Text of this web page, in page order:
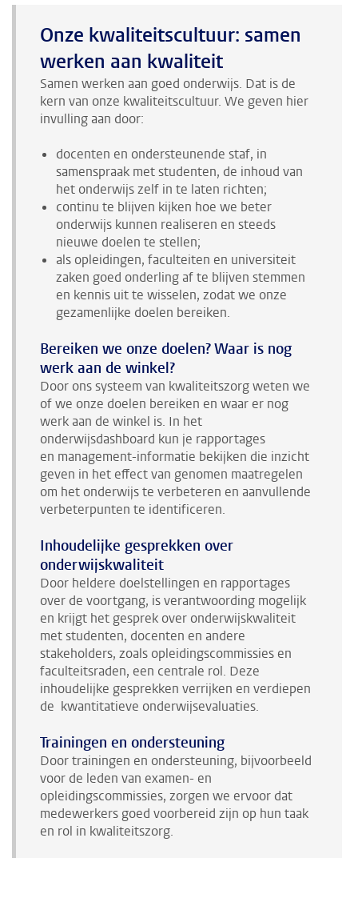
Onze kwaliteitscultuur: samen
werken aan kwaliteit
Samen werken aan goed onderwijs. Dat is de
kern van onze kwaliteitscultuur. We geven hier
invulling aan door:
docenten en ondersteunende staf, in
samenspraak met studenten, de inhoud van
het onderwijs zelf in te laten richten;
continu te blijven kijken hoe we beter
onderwijs kunnen realiseren en steeds
nieuwe doelen te stellen;
als opleidingen, faculteiten en universiteit
zaken goed onderling af te blijven stemmen
en kennis uit te wisselen, zodat we onze
gezamenlijke doelen bereiken.
Bereiken we onze doelen? Waar is nog
werk aan de winkel?
Door ons systeem van kwaliteitszorg weten we
of we onze doelen bereiken en waar er nog
werk aan de winkel is. In het
onderwijsdashboard kun je rapportages
en management-informatie bekijken die inzicht
geven in het effect van genomen maatregelen
om het onderwijs te verbeteren en aanvullende
verbeterpunten te identificeren.
Inhoudelijke gesprekken over
onderwijskwaliteit
Door heldere doelstellingen en rapportages
over de voortgang, is verantwoording mogelijk
en krijgt het gesprek over onderwijskwaliteit
met studenten, docenten en andere
stakeholders, zoals opleidingscommissies en
faculteitsraden, een centrale rol. Deze
inhoudelijke gesprekken verrijken en verdiepen
de kwantitatieve onderwijsevaluaties.
Trainingen en ondersteuning
Door trainingen en ondersteuning, bijvoorbeeld
voor de leden van examen- en
opleidingscommissies, zorgen we ervoor dat
medewerkers goed voorbereid zijn op hun taak
en rol in kwaliteitszorg.